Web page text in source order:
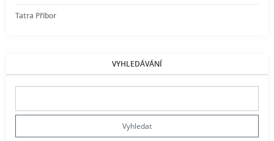
Tatra Příbor
VYHLEDÁVÁNÍ